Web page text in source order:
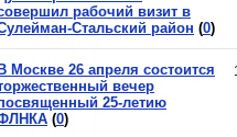
рабочий визит в
Стальский район (0)
В Москве 26 апреля состоится
вечер
25-летию
(0)